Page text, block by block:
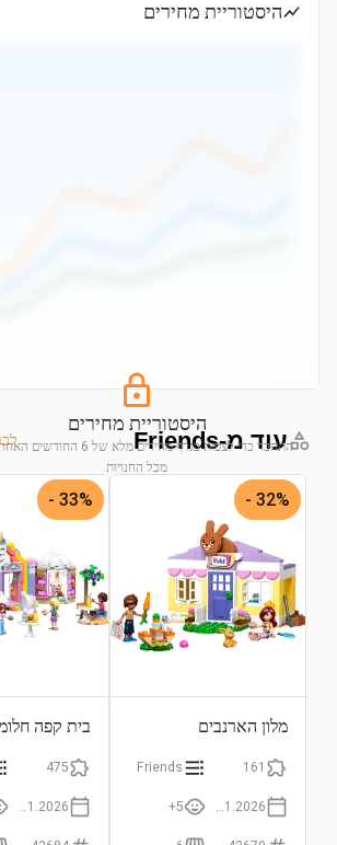
היסטוריית מחירים
היסטוריית מחירים
התחבר כדי לצפות בגרף מחירים מלא של 6
מכל החנויות
התחבר לצפייה בגרף
עוד מ-Friends
32% -
מלון הארנבים
161
Friends
5+
33% -
בית קפה
475